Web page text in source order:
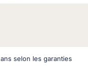
selon les garanties